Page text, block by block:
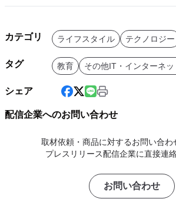
カテゴリ ライフスタイル テクノロジー
タグ 教育 その他IT・インターネッ
シェア
配信企業へのお問い合わせ
取材依頼・商品に対するお問い合わ
プレスリリース配信企業に直接連
お問い合わせ